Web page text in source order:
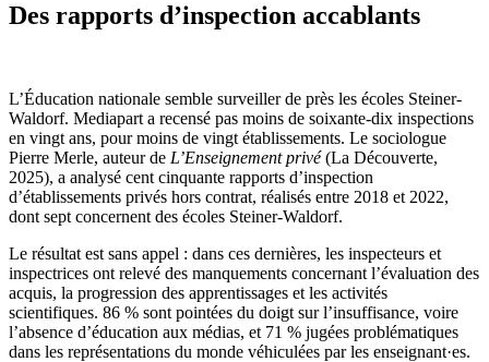
Des rapports d’inspection accablants
L’Éducation nationale semble surveiller de près les écoles Steiner-
Waldorf. Mediapart a recensé pas moins de soixante-dix inspections
en vingt ans, pour moins de vingt établissements. Le sociologue
Pierre Merle, auteur de L’Enseignement privé(La Découverte,
2025), a analysé cent cinquante rapports d’inspection
d’établissements privés hors contrat, réalisés entre 2018 et 2022,
dont sept concernent des écoles Steiner-Waldorf.
Le résultat est sans appel : dans ces dernières, les inspecteurs et
inspectrices ont relevé des manquements concernant l’évaluation des
acquis, la progression des apprentissages et les activités
scientifiques. 86 % sont pointées du doigt sur l’insuffisance, voire
l’absence d’éducation aux médias, et 71 % jugées problématiques
dans les représentations du monde véhiculées par les enseignant·es.